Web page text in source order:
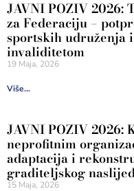
JAVNI POZIV 2026:
za Federaciju –
sportskih udruženja
invaliditetom
19 Maja, 2026
Više...
JAVNI POZIV 2026:
neprofitnim
adaptacija i
graditeljskog
15 Maja, 2026